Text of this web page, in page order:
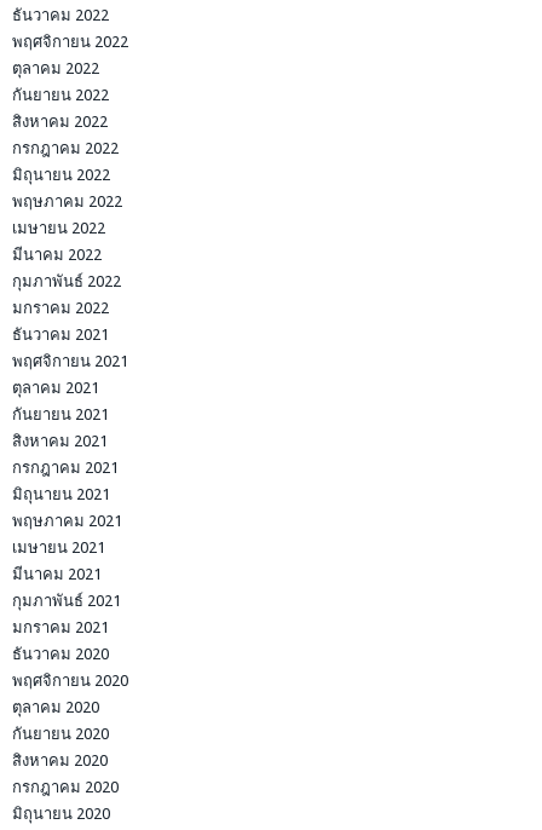
ธันวาคม 2022
พฤศจิกายน 2022
ตุลาคม 2022
กันยายน 2022
สิงหาคม 2022
กรกฎาคม 2022
มิถุนายน 2022
พฤษภาคม 2022
เมษายน 2022
มีนาคม 2022
กุมภาพันธ์ 2022
มกราคม 2022
ธันวาคม 2021
พฤศจิกายน 2021
ตุลาคม 2021
กันยายน 2021
สิงหาคม 2021
กรกฎาคม 2021
มิถุนายน 2021
พฤษภาคม 2021
เมษายน 2021
มีนาคม 2021
กุมภาพันธ์ 2021
มกราคม 2021
ธันวาคม 2020
พฤศจิกายน 2020
ตุลาคม 2020
กันยายน 2020
สิงหาคม 2020
กรกฎาคม 2020
มิถุนายน 2020